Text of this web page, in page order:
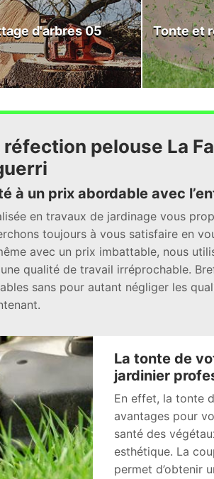
d'arbres 05 Tonte et
pelouse La
à un prix abordable avec
en travaux de jardinage vous
toujours à vous satisfaire en
avec un prix imbattable, nous
qualité de travail irréprochable.
sans pour autant négliger les
La tonte de
jardinier
En effet, la tonte
avantages pour
santé des
esthétique. La
permet d’obtenir